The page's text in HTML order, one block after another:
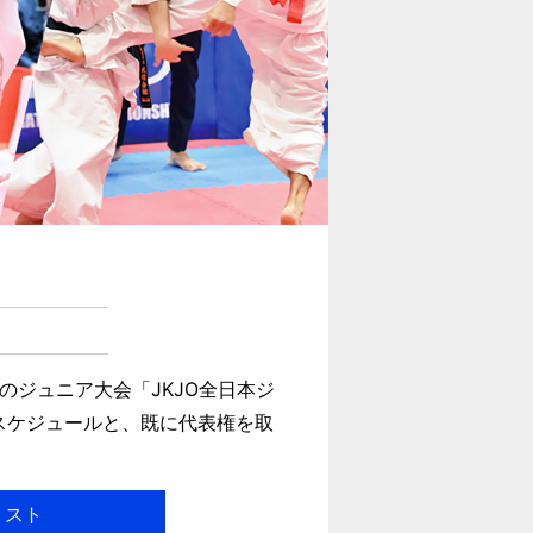
ジュニア大会「JKJO全日本ジ
ジュールと、既に代表権を取
ト